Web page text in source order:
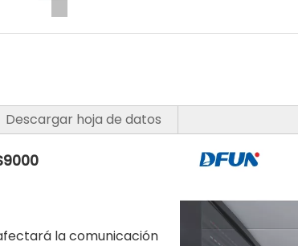
Descargar hoja de datos
la comunicación